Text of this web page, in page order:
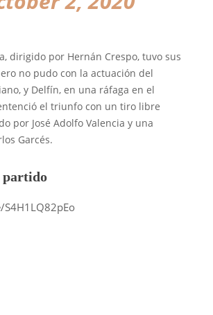
dirigido por Hernán Crespo, tuvo sus
no pudo con la actuación del
y Delfín, en una ráfaga en el
el triunfo con un tiro libre
por José Adolfo Valencia y una
Garcés.
partido